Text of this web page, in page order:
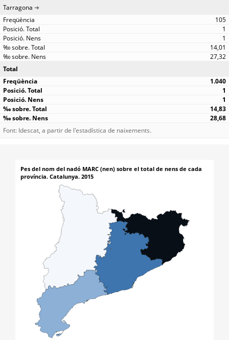
Tarragona
105
1
1
14,01
27,32
Total
1.040
1
1
14,83
28,68
Font: Idescat, a partir de l'estadística de naixements.